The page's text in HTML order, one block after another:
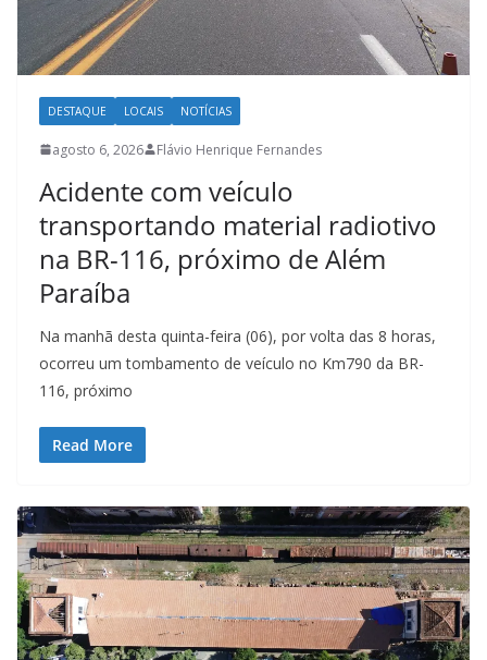
DESTAQUE LOCAIS NOTÍCIAS
agosto 6, 2026 Flávio Henrique Fernandes
Acidente com veículo
transportando material radiotivo
na BR-116, próximo de Além
Paraíba
Na manhã desta quinta-feira (06), por volta das 8 horas,
ocorreu um tombamento de veículo no Km790 da BR-
116, próximo
Read More